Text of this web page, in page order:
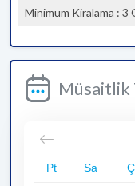
Minimum Kiralama : 3
Müsaitlik
Pt Sa